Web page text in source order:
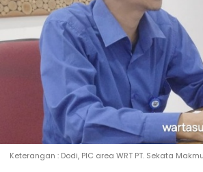
Keterangan : Dodi, PIC area WRT PT. Sekata